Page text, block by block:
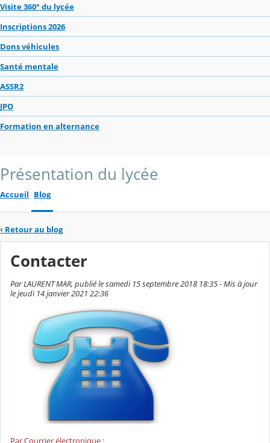
Visite 360° du lycée
Inscriptions 2026
Dons véhicules
Santé mentale
ASSR2
JPO
Formation en alternance
Présentation du lycée
Accueil Blog
‹ Retour au blog
Contacter
Par LAURENT MAR, publié le samedi 15 septembre 2018 18:35 - Mis à jour
le jeudi 14 janvier 2021 22:36
Par Courrier électronique :